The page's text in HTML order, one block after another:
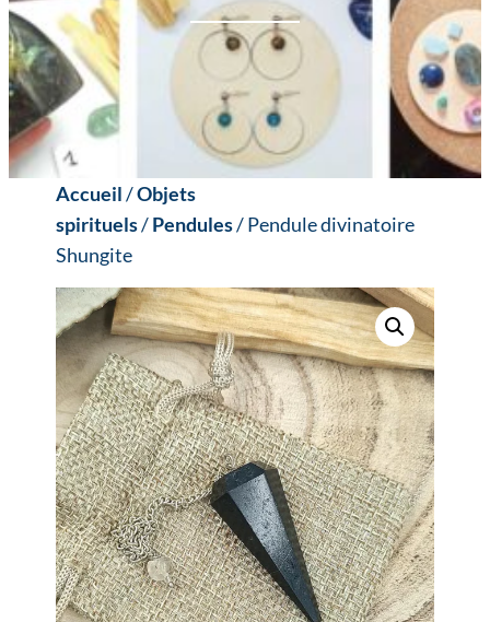
Accueil/Objets
spirituels/Pendules/ Pendule divinatoire
Shungite